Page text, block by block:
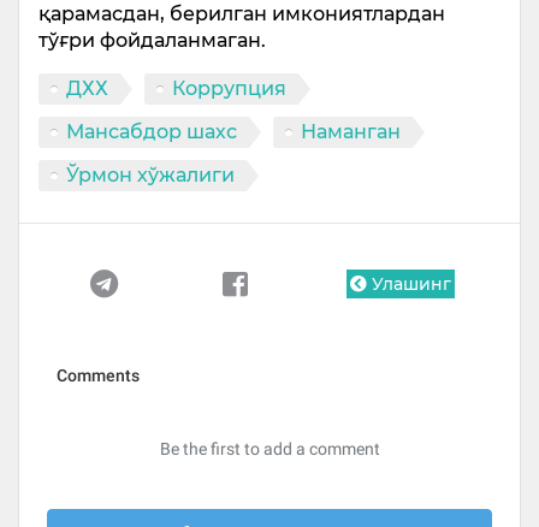
қарамасдан, берилган имкониятлардан
тўғри фойдаланмаган.
ДХХ
Коррупция
Мансабдор шахс
Наманган
Ўрмон хўжалиги
Улашинг